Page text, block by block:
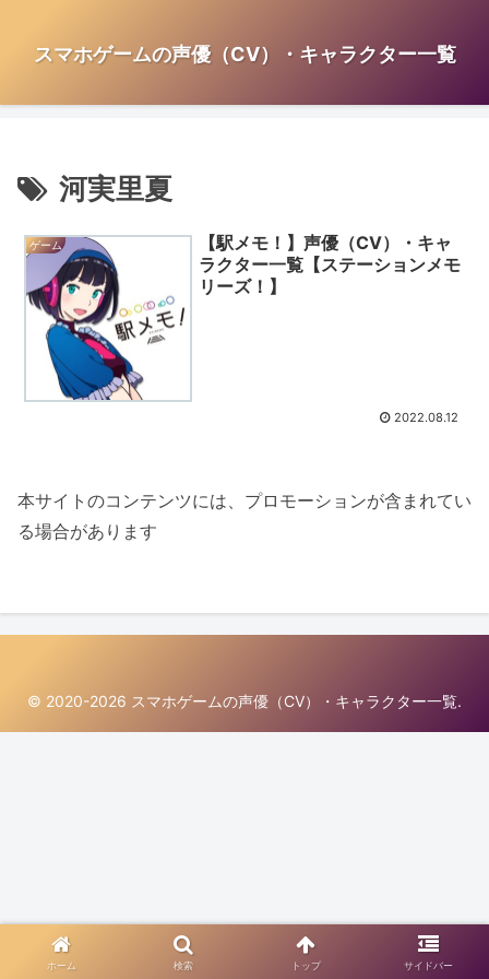
スマホゲームの声優（CV）・キャラクター一覧
河実里夏
ゲーム
【駅メモ！】声優（CV）・キャ
ラクター一覧【ステーションメモ
リーズ！】
2022.08.12
本サイトのコンテンツには、プロモーションが含まれてい
る場合があります
© 2020-2026 スマホゲームの声優（CV）・キャラクター一覧.
ホーム 検索 トップ サイドバー